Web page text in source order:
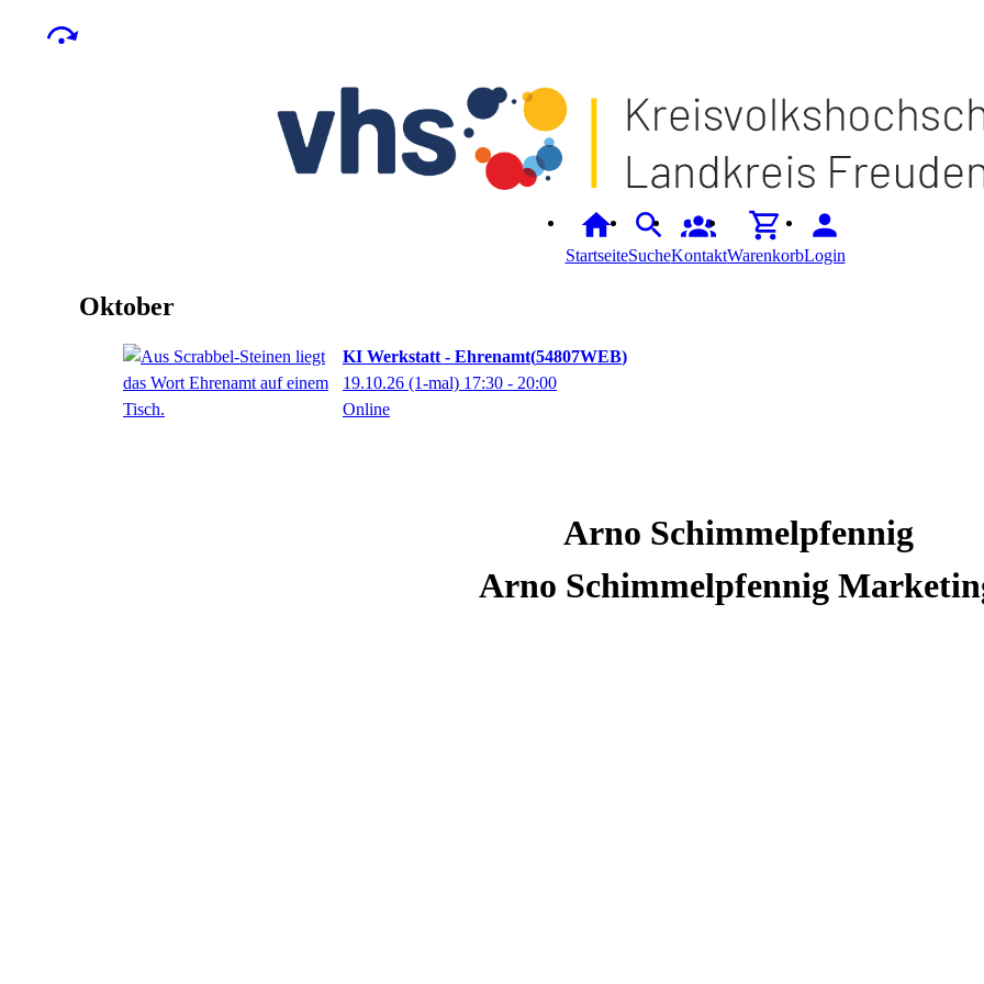
StartseiteSucheKontaktWarenkorbLogin
Oktober
KI Werkstatt - Ehrenamt 54807WEB
19.10.26 (1-mal) 17:30 - 20:00
Online
Arno Schimmelpfennig
Arno Schimmelpfennig